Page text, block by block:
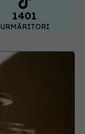
1401
URMĂRITORI